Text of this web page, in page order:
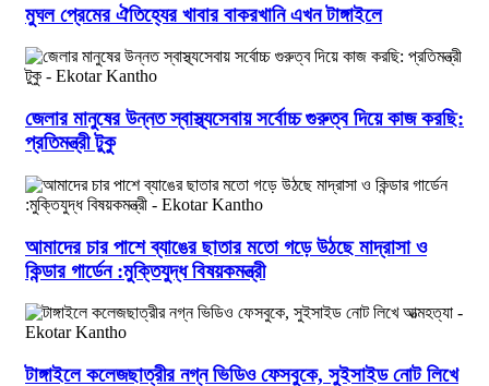
মুঘল প্রেমের ঐতিহ্যের খাবার বাকরখানি এখন টাঙ্গাইলে
জেলার মানুষের উন্নত স্বাস্থ্যসেবায় সর্বোচ্চ গুরুত্ব দিয়ে কাজ করছি:
প্রতিমন্ত্রী টুকু
আমাদের চার পাশে ব্যাঙের ছাতার মতো গড়ে উঠছে মাদ্রাসা ও
কিন্ডার গার্ডেন :মুক্তিযুদ্ধ বিষয়কমন্ত্রী
টাঙ্গাইলে কলেজছাত্রীর নগ্ন ভিডিও ফেসবুকে, সুইসাইড নোট লিখে